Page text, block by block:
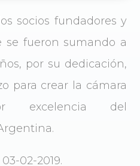
socios fundadores y
se fueron sumando a
por su dedicación,
para crear la cámara
excelencia del
02-2019.